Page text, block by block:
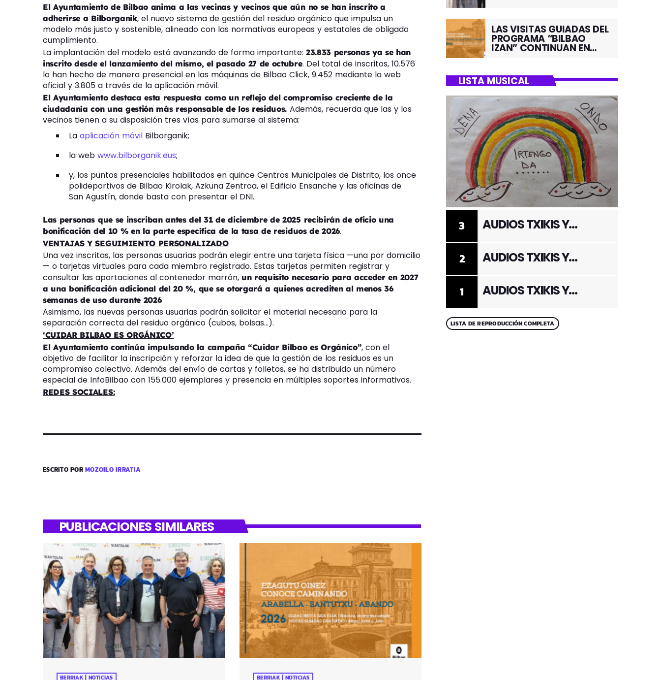
El Ayuntamiento de Bilbao anima a las vecinas y vecinos que aún no se han inscrito a
adherirse a Bilborganik, el nuevo sistema de gestión del residuo orgánico que impulsa un
modelo más justo y sostenible, alineado con las normativas europeas y estatales de obligado
cumplimiento.
La implantación del modelo está avanzando de forma importante: 23.833 personas ya se han
inscrito desde el lanzamiento del mismo, el pasado 27 de octubre. Del total de inscritos, 10.576
lo han hecho de manera presencial en las máquinas de Bilbao Click, 9.452 mediante la web
oficial y 3.805 a través de la aplicación móvil.
El Ayuntamiento destaca esta respuesta como un reflejo del compromiso creciente de la
ciudadanía con una gestión más responsable de los residuos. Además, recuerda que las y los
vecinos tienen a su disposición tres vías para sumarse al sistema:
La aplicación móvilBilborganik;
la web www.bilborganik.eus;
y, los puntos presenciales habilitados en quince Centros Municipales de Distrito, los once
polideportivos de Bilbao Kirolak, Azkuna Zentroa, el Edificio Ensanche y las oficinas de
San Agustín, donde basta con presentar el DNI.
Las personas que se inscriban antes del 31 de diciembre de 2025 recibirán de oficio una
bonificación del 10 % en la parte específica de la tasa de residuos de 2026.
VENTAJAS Y SEGUIMIENTO PERSONALIZADO
Una vez inscritas, las personas usuarias podrán elegir entre una tarjeta física —una por domicilio
— o tarjetas virtuales para cada miembro registrado. Estas tarjetas permiten registrar y
consultar las aportaciones al contenedor marrón, un requisito necesario para acceder en 2027
a una bonificación adicional del 20 %, que se otorgará a quienes acrediten al menos 36
semanas de uso durante 2026.
Asimismo, las nuevas personas usuarias podrán solicitar el material necesario para la
separación correcta del residuo orgánico (cubos, bolsas…).
‘CUIDAR BILBAO ES ORGÁNICO’
El Ayuntamiento continúa impulsando la campaña “Cuidar Bilbao es Orgánico”, con el
objetivo de facilitar la inscripción y reforzar la idea de que la gestión de los residuos es un
compromiso colectivo. Además del envío de cartas y folletos, se ha distribuido un número
especial de InfoBilbao con 155.000 ejemplares y presencia en múltiples soportes informativos.
REDES SOCIALES:
ESCRITO PORMOZOILO IRRATIA
PUBLICACIONES SIMILARES
BERRIAK | NOTICIAS BERRIAK | NOTICIAS
LAS VISITAS GUIADAS DEL
PROGRAMA “BILBAO
IZAN” CONTINUAN EN
LISTA MUSICAL
1 AUDIOS TXIKIS Y
2 AUDIOS TXIKIS Y
3 AUDIOS TXIKIS Y
LISTA DE REPRODUCCIÓN COMPLETA